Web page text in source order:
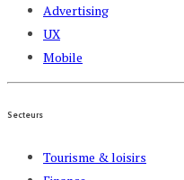
Advertising
UX
Mobile
Secteurs
Tourisme & loisirs